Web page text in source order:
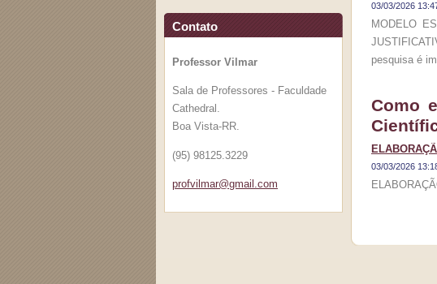
Contato
Professor Vilmar
Sala de Professores - Faculdade
Cathedral.
Boa Vista-RR.
(95) 98125.3229
profvilmar@gmail .com
03/03/2026
MODELO
pesquisa é
Como
03/03/2026